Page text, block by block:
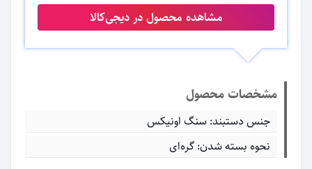
مشاهده محصول در دیجی‌کالا
مشخصات محصول
جنس دستبند: سنگ اونیکس
نحوه بسته شدن: گره‌ای